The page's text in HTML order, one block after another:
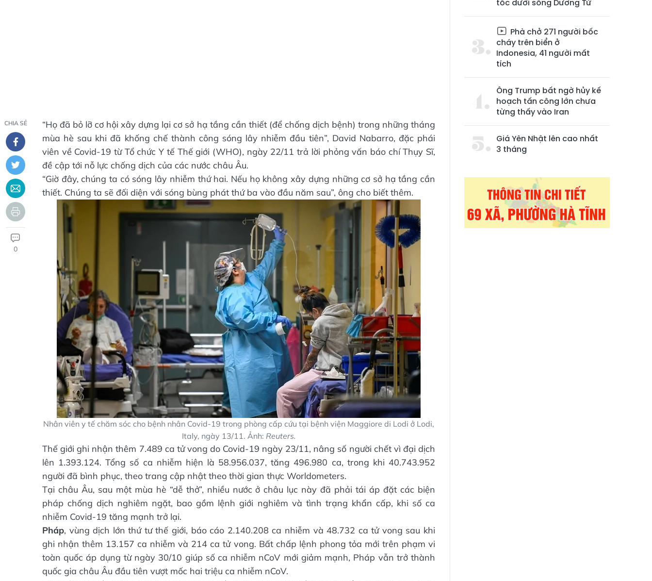
CHIA SẺ
0
“Họ đã bỏ lỡ cơ hội xây dựng lại cơ sở hạ tầng cần thiết (để chống dịch bệnh) trong những tháng
mùa hè sau khi đã khống chế thành công sóng lây nhiễm đầu tiên”, David Nabarro, đặc phái
viên về Covid-19 từ Tổ chức Y tế Thế giới (WHO), ngày 22/11 trả lời phỏng vấn báo chí Thụy Sĩ,
đề cập tới nỗ lực chống dịch của các nước châu Âu.
“Giờ đây, chúng ta có sóng lây nhiễm thứ hai. Nếu họ không xây dựng những cơ sở hạ tầng cần
thiết. Chúng ta sẽ đối diện với sóng bùng phát thứ ba vào đầu năm sau”, ông cho biết thêm.
Nhân viên y tế chăm sóc cho bệnh nhân Covid-19 trong phòng cấp cứu tại bệnh viện Maggiore di Lodi ở Lodi,
Italy, ngày 13/11. Ảnh: Reuters.
Thế giới ghi nhận thêm 7.489 ca tử vong do Covid-19 ngày 23/11, nâng số người chết vì đại dịch
lên 1.393.124. Tổng số ca nhiễm hiện là 58.956.037, tăng 496.980 ca, trong khi 40.743.952
người đã bình phục, theo trang cập nhật theo thời gian thực Worldometers.
Tại châu Âu, sau một mùa hè “dễ thở”, nhiều nước ở châu lục này đã phải tái áp đặt các biện
pháp chống dịch nghiêm ngặt, bao gồm lệnh giới nghiêm và tình trạng khẩn cấp, khi số ca
nhiễm Covid-19 tăng mạnh trở lại.
Pháp, vùng dịch lớn thứ tư thế giới, báo cáo 2.140.208 ca nhiễm và 48.732 ca tử vong sau khi
ghi nhận thêm 13.157 ca nhiễm và 214 ca tử vong. Bất chấp lệnh phong tỏa mới trên phạm vi
toàn quốc áp dụng từ ngày 30/10 giúp số ca nhiễm nCoV mới giảm mạnh, Pháp vẫn trở thành
quốc gia châu Âu đầu tiên vượt mốc hai triệu ca nhiễm nCoV.
tốc dưới sông Dương Tử
Phà chở 271 người bốc
cháy trên biển ở
Indonesia, 41 người mất
tích
Ông Trump bất ngờ hủy kế
hoạch tấn công lớn chưa
từng thấy vào Iran
Giá Yên Nhật lên cao nhất
3 tháng